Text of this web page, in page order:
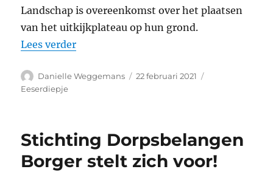
Landschap is overeenkomst over het plaatsen
van het uitkijkplateau op hun grond.
Lees verder“Beekdal Eeser Voorste Diep op weg
Auteur
Danielle Weggemans
Geplaatst
22 februari 2021
Eeserdiepje
Stichting Dorpsbelangen
Borger stelt zich voor!